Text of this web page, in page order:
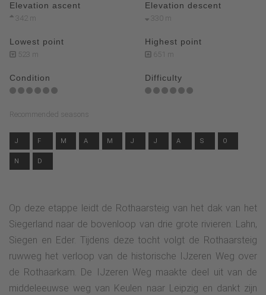
Elevation ascent
342 m
Elevation descent
330 m
Lowest point
523 m
Highest point
651 m
Condition Difficulty
Recommended seasons
J F M A M J J A S O
N D
Op deze etappe leidt de Rothaarsteig van het dak van het
Siegerland naar de bovenloop van drie grote rivieren: Lahn,
Siegen en Eder. Tijdens deze tocht volgt de Rothaarsteig
ruwweg het verloop van de historische IJzeren Weg over
de Rothaarkam. De IJzeren Weg maakte deel uit van de
middeleeuwse weg van Keulen naar Leipzig en dankt zijn